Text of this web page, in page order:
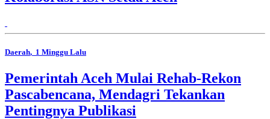
Daerah, 1 Minggu Lalu
Pemerintah Aceh Mulai Rehab-Rekon
Pascabencana, Mendagri Tekankan
Pentingnya Publikasi